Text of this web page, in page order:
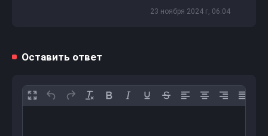
23 ноября 2024 г, 06:04
Оставить ответ